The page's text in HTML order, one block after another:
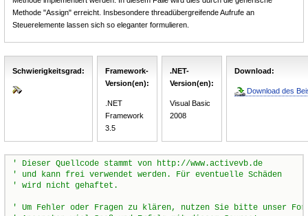
Methode "Assign" erreicht. Insbesondere threadübergreifende Aufrufe an
Steuerelemente lassen sich so eleganter formulieren.
Schwierigkeitsgrad:
Framework-
Version(en):
.NET
Framework
3.5
.NET-
Version(en):
Visual Basic
2008
Download:
Download des